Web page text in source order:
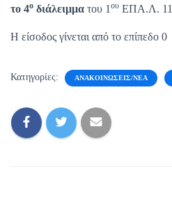
το 4ο διάλειμμα του 1 ου ΕΠΑ.Λ.
Η είσοδος γίνεται από το επίπεδο 0
Κατηγορίες: ΑΝΑΚΟΙΝΏΣΕΙΣ/ΝΈΑ